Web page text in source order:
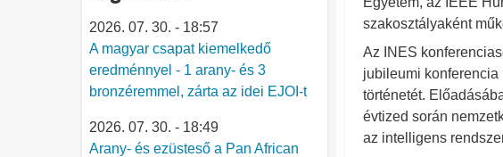
szakosztályaként
Az INES
jubileumi konferencia
történetét.
évtized során
az intelligens
2026. 07. 30. - 18:57
A magyar csapat kiemelkedő
eredménnyel - 1 arany- és 3
bronzéremmel, zárta az idei EJOI-t
2026. 07. 30. - 18:49
Arany- és ezüsteső a Pan African